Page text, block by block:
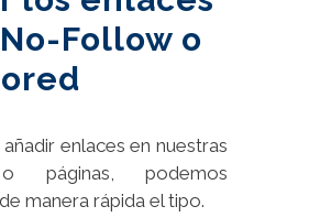
Follow o
enlaces en nuestras
páginas, podemos
manera rápida el tipo.